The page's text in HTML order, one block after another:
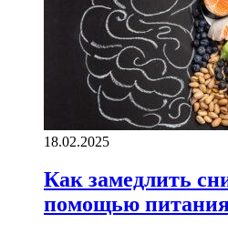
18.02.2025
Как замедлить
помощью